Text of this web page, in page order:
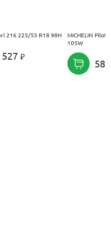
216 225/55 R18 98H
527
MICHELIN Pilot
105W
58